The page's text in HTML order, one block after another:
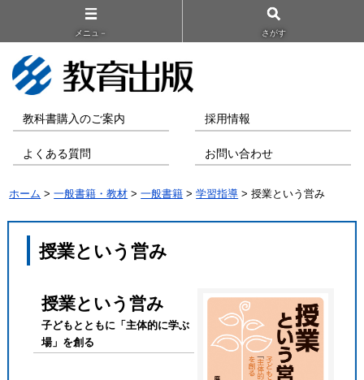
メニュ－ さがす
教科書購入のご案内 採用情報
よくある質問 お問い合わせ
ホーム >一般書籍・教材 >一般書籍 >学習指導 > 授業という営み
授業という営み
授業という営み
子どもとともに「主体的に学ぶ
場」を創る